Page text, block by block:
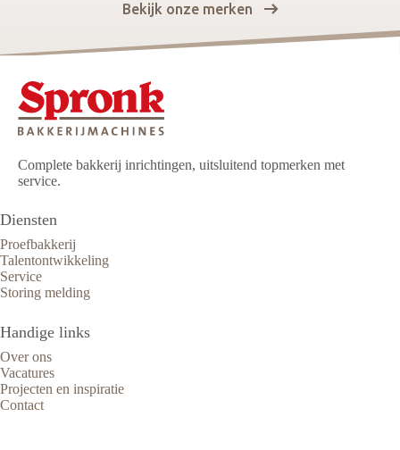
Bekijk onze merken
Complete bakkerij inrichtingen, uitsluitend topmerken met
service.
Diensten
Proefbakkerij
Talentontwikkeling
Service
Storing melding
Handige links
Over ons
Vacatures
Projecten en inspiratie
Contact